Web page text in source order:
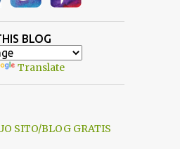
BLOG
Translate
SITO/BLOG GRATIS